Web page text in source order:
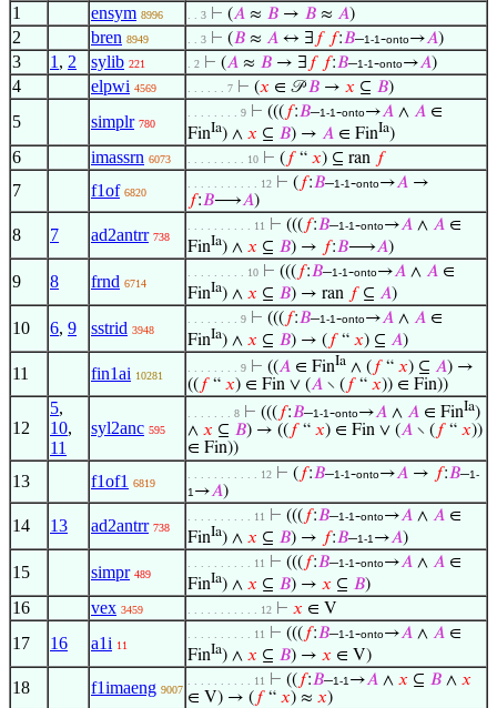
1
ensym 8996 . . 3 ⊢ (𝐴 ≈ 𝐵 → 𝐵 ≈ 𝐴)
2 bren 8949 . . 3 ⊢ (𝐵 ≈ 𝐴 ↔ ∃ 𝑓 𝑓:𝐵–1-1-onto→𝐴)
3 1 , 2 sylib 221 . 2 ⊢ (𝐴 ≈ 𝐵 → ∃ 𝑓 𝑓:𝐵–1-1-onto→𝐴)
4 elpwi 4569 . . . . . . 7 ⊢ (𝑥 ∈ 𝒫𝐵 → 𝑥 ⊆ 𝐵)
5 simplr 780
. . . . . . . . 9 ⊢ ((( 𝑓:𝐵–1-1-onto→𝐴 ∧ 𝐴 ∈
FinIa) ∧ 𝑥 ⊆ 𝐵) → 𝐴 ∈ FinIa)
6 imassrn 6073 . . . . . . . . . 10 ⊢ ( 𝑓“ 𝑥) ⊆ ran 𝑓
7 f1of 6820
. . . . . . . . . . . 12 ⊢ ( 𝑓:𝐵–1-1-onto→𝐴 →
𝑓:𝐵⟶𝐴)
8 7 ad2antrr 738
. . . . . . . . . . 11 ⊢ ((( 𝑓:𝐵–1-1-onto→𝐴 ∧ 𝐴 ∈
FinIa) ∧ 𝑥 ⊆ 𝐵) → 𝑓:𝐵⟶𝐴)
9 8 frnd 6714
. . . . . . . . . 10 ⊢ ((( 𝑓:𝐵–1-1-onto→𝐴 ∧ 𝐴 ∈
FinIa) ∧ 𝑥 ⊆ 𝐵) → ran 𝑓⊆ 𝐴)
10 6, 9 sstrid 3948
. . . . . . . . 9 ⊢ ((( 𝑓:𝐵–1-1-onto→𝐴 ∧ 𝐴 ∈
FinIa) ∧ 𝑥 ⊆ 𝐵) → ( 𝑓“ 𝑥) ⊆ 𝐴)
11 fin1ai 10281
. . . . . . . . 9 ⊢ ((𝐴 ∈ FinIa ∧ ( 𝑓“ 𝑥) ⊆ 𝐴) →
(( 𝑓“ 𝑥) ∈ Fin ∨ (𝐴 ∖ ( 𝑓“ 𝑥)) ∈ Fin))
12
5,
10,
11
syl2anc 595
. . . . . . . 8 ⊢ ((( 𝑓:𝐵–1-1-onto→𝐴 ∧ 𝐴 ∈ FinIa)
∧ 𝑥 ⊆ 𝐵) → (( 𝑓“ 𝑥) ∈ Fin ∨ (𝐴 ∖ ( 𝑓“ 𝑥))
∈ Fin))
13 f1of1 6819
. . . . . . . . . . . 12 ⊢ ( 𝑓:𝐵–1-1-onto→𝐴 → 𝑓:𝐵–1-
1 →𝐴)
14 13 ad2antrr 738
. . . . . . . . . . 11 ⊢ ((( 𝑓:𝐵–1-1-onto→𝐴 ∧ 𝐴 ∈
FinIa) ∧ 𝑥 ⊆ 𝐵) → 𝑓:𝐵–1-1→𝐴)
15 simpr 489
. . . . . . . . . . 11 ⊢ ((( 𝑓:𝐵–1-1-onto→𝐴 ∧ 𝐴 ∈
FinIa) ∧ 𝑥 ⊆ 𝐵) → 𝑥 ⊆ 𝐵)
16 vex 3459 . . . . . . . . . . . 12 ⊢ 𝑥 ∈ V
17 16 a1i 11
. . . . . . . . . . 11 ⊢ ((( 𝑓:𝐵–1-1-onto→𝐴 ∧ 𝐴 ∈
FinIa) ∧ 𝑥 ⊆ 𝐵) → 𝑥 ∈ V)
18 f1imaeng 9007
. . . . . . . . . . 11 ⊢ (( 𝑓:𝐵–1-1 →𝐴 ∧ 𝑥 ⊆ 𝐵 ∧ 𝑥
∈ V) → ( 𝑓“ 𝑥) ≈ 𝑥)